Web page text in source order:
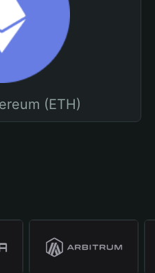
(ETH)